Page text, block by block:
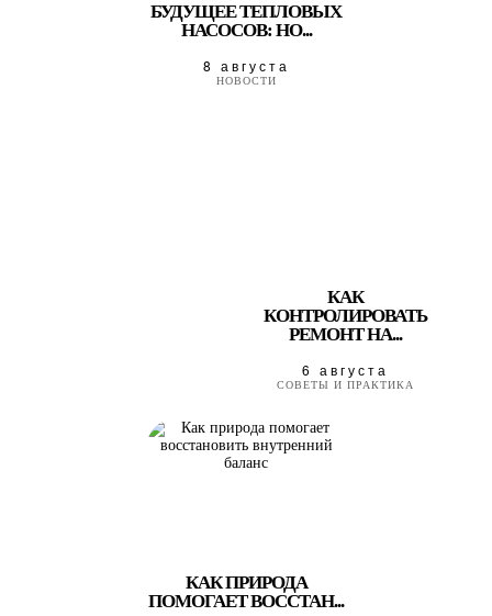
БУДУЩЕЕ ТЕПЛОВЫХ
НАСОСОВ: НО...
8 августа
НОВОСТИ
КАК
КОНТРОЛИРОВАТЬ
РЕМОНТ НА...
6 августа
СОВЕТЫ И ПРАКТИКА
КАК ПРИРОДА
ПОМОГАЕТ ВОССТАН...